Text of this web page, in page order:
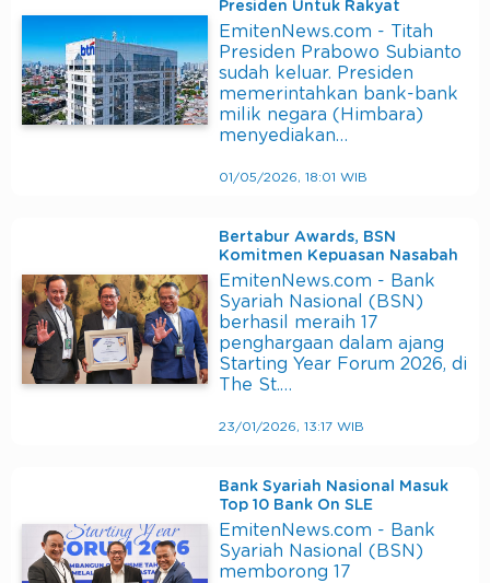
Presiden Untuk Rakyat
EmitenNews.com - Titah
Presiden Prabowo Subianto
sudah keluar. Presiden
memerintahkan bank-bank
milik negara (Himbara)
menyediakan…
01/05/2026, 18:01 WIB
Bertabur Awards, BSN
Komitmen Kepuasan Nasabah
EmitenNews.com - Bank
Syariah Nasional (BSN)
berhasil meraih 17
penghargaan dalam ajang
Starting Year Forum 2026, di
The St.…
23/01/2026, 13:17 WIB
Bank Syariah Nasional Masuk
Top 10 Bank On SLE
EmitenNews.com - Bank
Syariah Nasional (BSN)
memborong 17